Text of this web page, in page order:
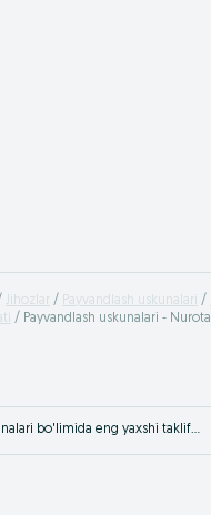
Jihozlar Payvandlash uskunalari
Payvandlash uskunalari - Nurota
Nurota Payvandlash uskunalari bo'limida eng yaxshi takliflar. OLXda hamyonbop narxlarda mahsulot va xizmatlarning katta tanlovi! OLX.uz da ko'plab takliflar!